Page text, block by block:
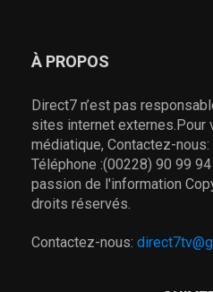
À PROPOS
Direct7 n’est pas
sites internet externes.Pour
médiatique, Contactez-
Téléphone :(00228) 90 99
passion de l'information
droits réservés.
Contactez-nous: